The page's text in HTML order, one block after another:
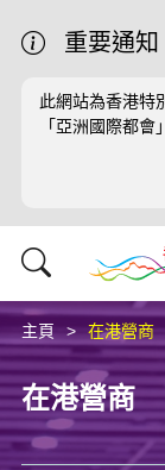
重要通知
此網站為香港特
「亞洲國際都會
主頁 在港營商
在港營商